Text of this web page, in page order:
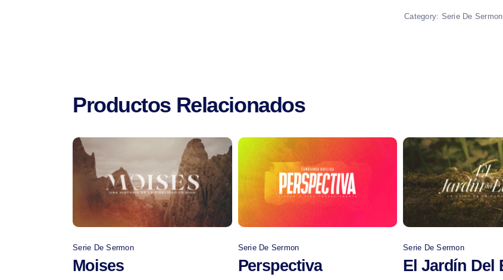
Category: Serie De Sermon
Productos Relacionados
Comprar
Serie De Sermon
Moises
Comprar
Serie De Sermon
Perspectiva
Comprar
Serie De Sermon
El Jardín Del